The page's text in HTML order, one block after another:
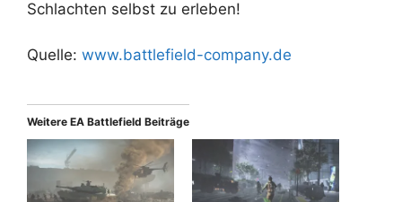
Schlachten selbst zu erleben!
Quelle: www.battlefield-company.de
Weitere EA Battlefield Beiträge